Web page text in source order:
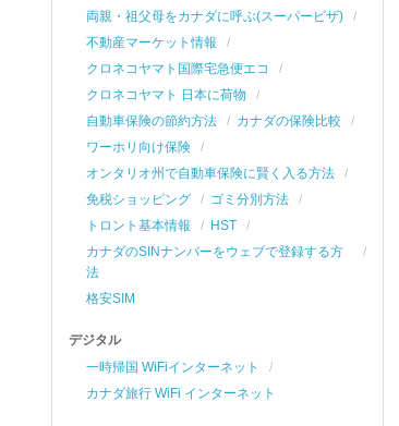
両親・祖父母をカナダに呼ぶ(スーパービザ)
不動産マーケット情報
クロネコヤマト国際宅急便エコ
クロネコヤマト 日本に荷物
自動車保険の節約方法
カナダの保険比較
ワーホリ向け保険
オンタリオ州で自動車保険に賢く入る方法
免税ショッピング
ゴミ分別方法
トロント基本情報
HST
カナダのSINナンバーをウェブで登録する方
法
格安SIM
デジタル
一時帰国 WiFiインターネット
カナダ旅行 WiFi インターネット